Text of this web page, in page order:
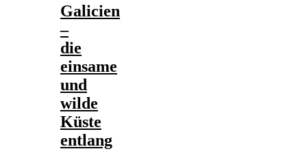
Galicien
–
die
einsame
und
wilde
Küste
entlang